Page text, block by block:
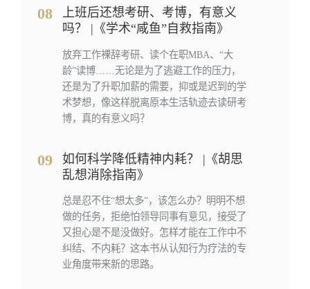
08
上班后还想考研、考博，有意义
吗？ |《学术“咸鱼”自救指南》
放弃工作裸辞考研、读个在职MBA、“大
龄”读博……无论是为了逃避工作的压力，
还是为了升职加薪的需要，抑或是迟到的学
术梦想，像这样脱离原本生活轨迹去读研考
博，真的有意义吗？
09
如何科学降低精神内耗？ |《胡思
乱想消除指南》
总是忍不住“想太多”，该怎么办？明明不想
做的任务，拒绝怕领导同事有意见，接受了
又担心是不是没做好。怎样才能在工作中不
纠结、不内耗？这本书从认知行为疗法的专
业角度带来新的思路。